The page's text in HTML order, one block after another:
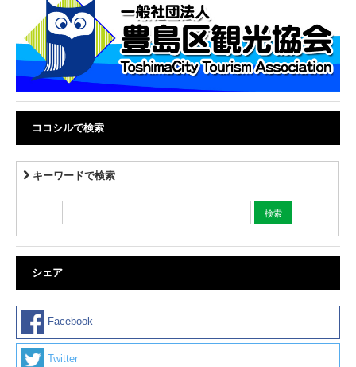
ココシルで検索
キーワードで検索
シェア
Facebook
Twitter